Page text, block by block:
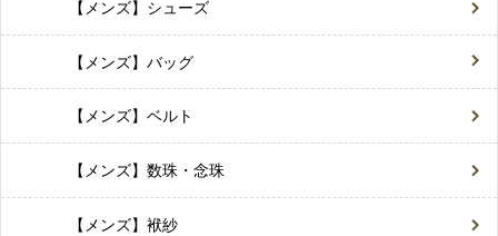
【メンズ】シューズ
【メンズ】バッグ
【メンズ】ベルト
【メンズ】数珠・念珠
【メンズ】袱紗